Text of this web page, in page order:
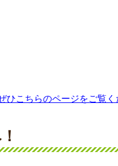
ひこちらのページをご覧く